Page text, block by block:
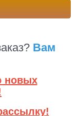
Вам
новых